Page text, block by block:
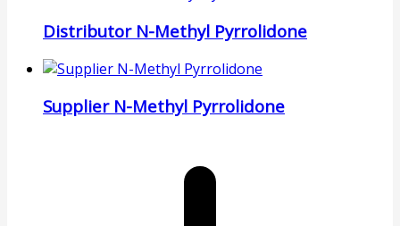
Distributor N-Methyl Pyrrolidone
Supplier N-Methyl Pyrrolidone